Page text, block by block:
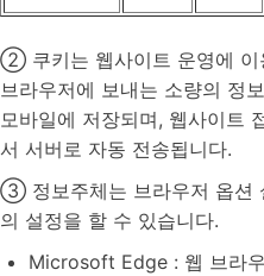
② 쿠키는 웹사이트 운영에 이
브라우저에 보내는 소량의 정
모바일에 저장되며, 웹사이트
서 서버로 자동 전송됩니다.
③ 정보주체는 브라우저 옵션
의 설정을 할 수 있습니다.
Microsoft Edge : 웹 브라